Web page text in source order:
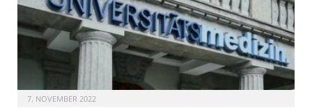
7. NOVEMBER 2022